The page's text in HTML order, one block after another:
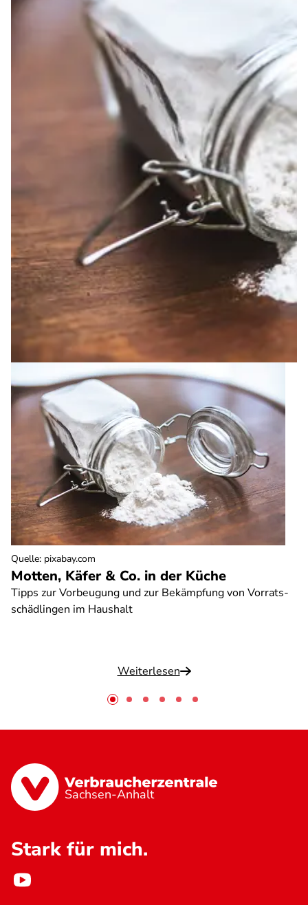
Motten, Käfer & Co. in der Küche
Tipps zur Vorbeugung und zur Bekämpfung von Vorrats-
schädlingen im Haushalt
Weiterlesen
Quelle: pixabay.com
Sachsen-Anhalt
Stark für mich.